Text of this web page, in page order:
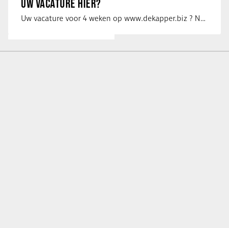
UW VACATURE HIER?
Uw vacature voor 4 weken op www.dekapper.biz ? Neem dan contact op met Maaike …